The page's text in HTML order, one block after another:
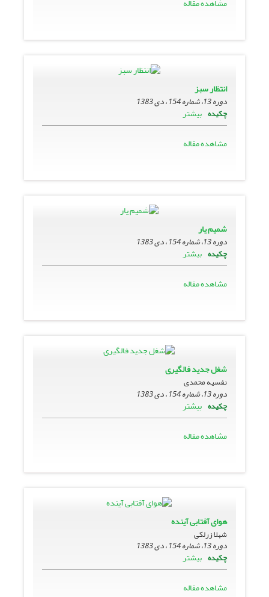
انتظار سبز
دوره 13، شماره 154 ، دی 1383
چکیده بیشتر
مشاهده مقاله
شمیم یار
دوره 13، شماره 154 ، دی 1383
چکیده بیشتر
مشاهده مقاله
شغل جدید فالگیرى
نفسیه محمدی
دوره 13، شماره 154 ، دی 1383
چکیده بیشتر
مشاهده مقاله
هواى آفتابى آینده
شهلا زرلکی
دوره 13، شماره 154 ، دی 1383
چکیده بیشتر
مشاهده مقاله